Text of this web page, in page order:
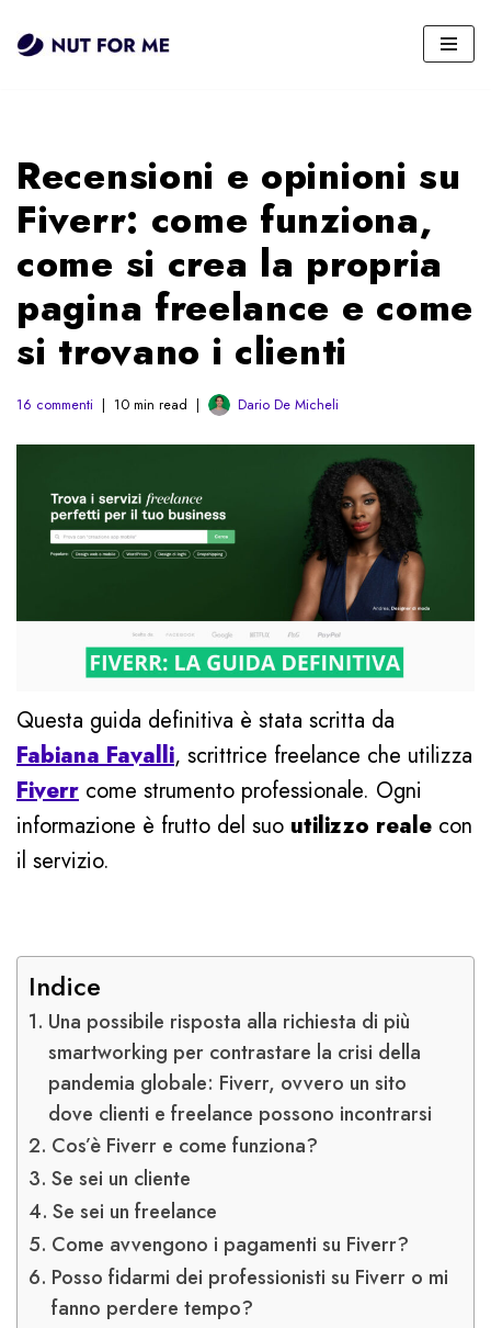
Vai
Recensioni e opinioni su
Fiverr: come funziona,
come si crea la propria
pagina freelance e come
si trovano i clienti
16 commenti 10 min read Dario De Micheli
Questa guida definitiva è stata scritta da
Fabiana Favalli, scrittrice freelance che utilizza
Fiverr come strumento professionale. Ogni
informazione è frutto del suo utilizzo reale con
il servizio.
Indice
Una possibile risposta alla richiesta di più
smartworking per contrastare la crisi della
pandemia globale: Fiverr, ovvero un sito
dove clienti e freelance possono incontrarsi
Cos’è Fiverr e come funziona?
Se sei un cliente
Se sei un freelance
Come avvengono i pagamenti su Fiverr?
Posso fidarmi dei professionisti su Fiverr o mi
fanno perdere tempo?